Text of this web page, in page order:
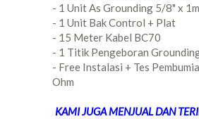
- 1 Unit As Grounding 5/8" x 1m
- 1 Unit Bak Control + Plat
- 15 Meter Kabel BC70
- 1 Titik Pengeboran
- Free Instalasi + Tes
Ohm
KAMI JUGA MENJUAL DAN